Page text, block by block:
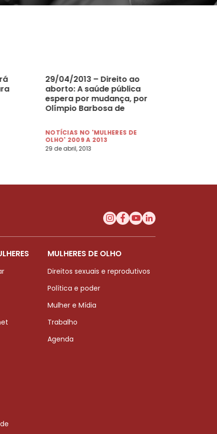
29/04/2013 – Direito ao
aborto: A saúde pública
espera por mudança, por
Olímpio Barbosa de
NOTÍCIAS NO 'MULHERES DE
OLHO' 2009 A 2013
29 de abril, 2013
MULHERES DE OLHO
Direitos sexuais e reprodutivos
Política e poder
Mulher e Mídia
Trabalho
Agenda